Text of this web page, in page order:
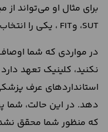
،SUT وFIT ، یکی را انتخاب کرده و در قرارداد، به آن اشاره کند.
در مواردی که شما
نکنید، کلینیک تعهد
استانداردهای عرف
دهد. در این حالت، شما
که منظور شما محقق